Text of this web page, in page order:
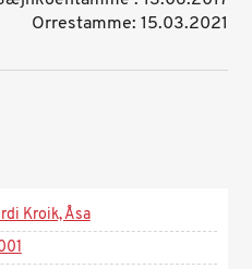
Orrestamme: 15.03.2021
Kroik, Åsa